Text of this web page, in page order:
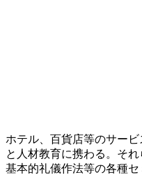
ホテル、百貨店等のサー
と人材教育に携わる。そ
基本的礼儀作法等の各種